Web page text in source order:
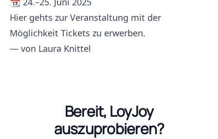
Hier gehts zur Veranstaltung mit der
Möglichkeit Tickets zu erwerben.
— von Laura Knittel
Bereit, LoyJoy
auszuprobieren?